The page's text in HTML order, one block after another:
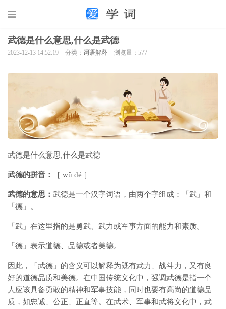
武德是什么意思,什么是武德
2023-12-13 14:52:19 分类： 词语解释 浏览量：577
武德是什么意思,什么是武德
武德的拼音： ［ wǔ dé ］
武德的意思： 武德是一个汉字词语，由两个字组成：「武」和
「德」。
「武」在这里指的是勇武、武力或军事方面的能力和素质。
「德」表示道德、品德或者美德。
因此，「武德」的含义可以解释为既有武力、战斗力，又有良
好的道德品质和美德。在中国传统文化中，强调武德是指一个
人应该具备勇敢的精神和军事技能，同时也要有高尚的道德品
质，如忠诚、公正、正直等。在武术、军事和武将文化中，武